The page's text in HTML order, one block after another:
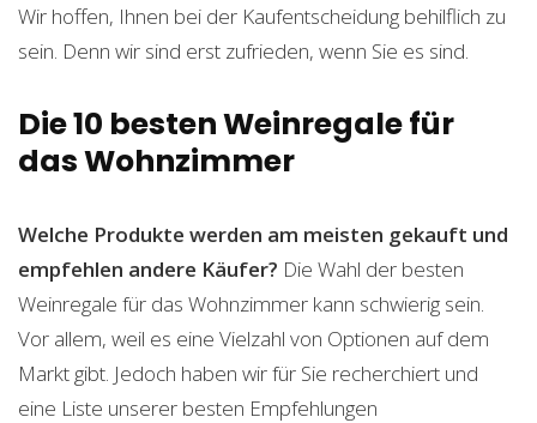
Wir hoffen, Ihnen bei der Kaufentscheidung behilflich zu
sein. Denn wir sind erst zufrieden, wenn Sie es sind.
Die 10 besten Weinregale für
das Wohnzimmer
Welche Produkte werden am meisten gekauft und
empfehlen andere Käufer? Die Wahl der besten
Weinregale für das Wohnzimmer kann schwierig sein.
Vor allem, weil es eine Vielzahl von Optionen auf dem
Markt gibt. Jedoch haben wir für Sie recherchiert und
eine Liste unserer besten Empfehlungen